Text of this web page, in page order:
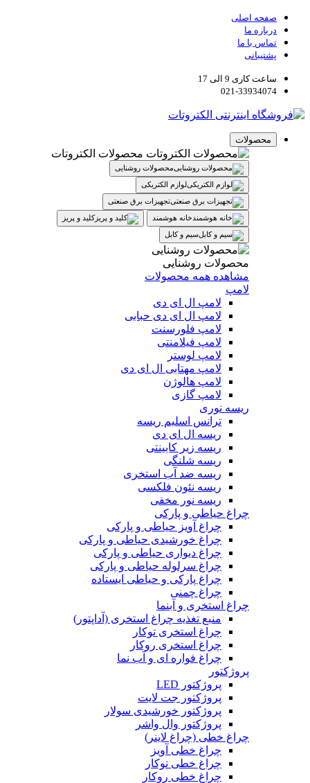
صفحه اصلی
درباره ما
تماس با ما
پشتیبانی
ساعت کاری 9 الی 17
021-33934074
محصولات
محصولات الکتروتات
محصولات روشنایی
لوازم الکتریکی
تجهیزات برق صنعتی
خانه هوشمند
کلید و پریز
سیم و کابل
محصولات روشنایی
مشاهده همه محصولات
لامپ
لامپ ال ای دی
لامپ ال ای دی حبابی
لامپ فلورسنت
لامپ فیلامنتی
لامپ لوستر
لامپ مهتابی ال ای دی
لامپ هالوژن
لامپ گازی
ریسه نوری
ترانس اسلیم ریسه
ریسه ال ای دی
ریسه زیر کابینتی
ریسه شلنگی
ریسه ضد آب استخری
ریسه نئون فلکسی
ریسه نور مخفی
چراغ حیاطی و پارکی
چراغ آویز حیاطی و پارکی
چراغ خورشیدی حیاطی و پارکی
چراغ دیواری حیاطی و پارکی
چراغ سرلوله حیاطی و پارکی
چراغ پارکی و حیاطی ایستاده
چراغ چمنی
چراغ استخری و آبنما
منبع تغذیه چراغ استخری (آداپتور)
چراغ استخری توکار
چراغ استخری روکار
چراغ فواره ای و آب نما
پروژکتور
پروژکتور LED
پروژکتور جت لایت
پروژکتور خورشیدی سولار
پروژکتور وال واشر
چراغ خطی (چراغ لاینر)
چراغ خطی آویز
چراغ خطی توکار
چراغ خطی روکار